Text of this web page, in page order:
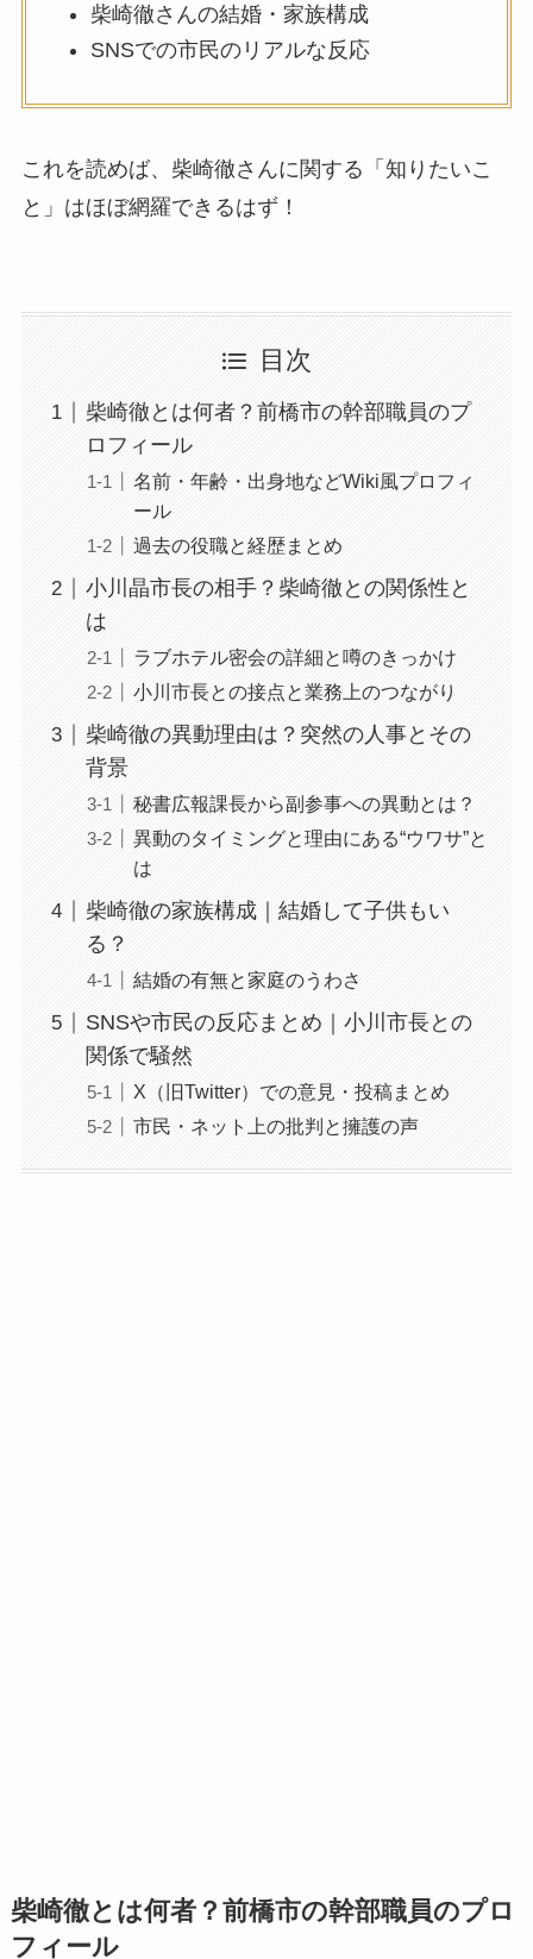
柴崎徹さんの結婚・家族構成
SNSでの市民のリアルな反応
これを読めば、柴崎徹さんに関する「知りたいこ
と」はほぼ網羅できるはず！
目次
柴崎徹とは何者？前橋市の幹部職員のプ
ロフィール
名前・年齢・出身地などWiki風プロフィ
ール
過去の役職と経歴まとめ
小川晶市長の相手？柴崎徹との関係性と
は
ラブホテル密会の詳細と噂のきっかけ
小川市長との接点と業務上のつながり
柴崎徹の異動理由は？突然の人事とその
背景
秘書広報課長から副参事への異動とは？
異動のタイミングと理由にある“ウワサ”と
は
柴崎徹の家族構成｜結婚して子供もい
る？
結婚の有無と家庭のうわさ
SNSや市民の反応まとめ｜小川市長との
関係で騒然
X（旧Twitter）での意見・投稿まとめ
市民・ネット上の批判と擁護の声
柴崎徹とは何者？前橋市の幹部職員のプロ
フィール